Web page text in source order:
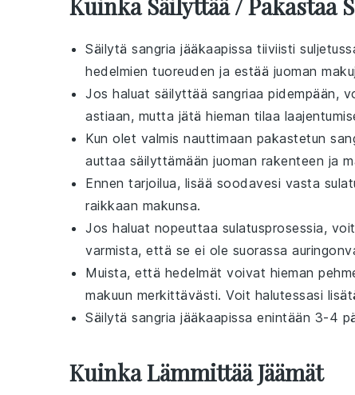
Säilytä sangria jääkaapissa tiiviisti
hedelmien tuoreuden ja estää juoman
Jos haluat säilyttää sangriaa pidempään,
astiaan, mutta jätä hieman tilaa
Kun olet valmis nauttimaan pakastetun
auttaa säilyttämään juoman rakenteen ja
Ennen tarjoilua, lisää soodavesi vasta
raikkaan makunsa.
Jos haluat nopeuttaa sulatusprosessia,
varmista, että se ei ole suorassa
Muista, että hedelmät voivat hieman
makuun merkittävästi. Voit halutessasi
Säilytä sangria jääkaapissa enintään 3-4
Kuinka Lämmittää Jäämät